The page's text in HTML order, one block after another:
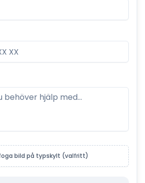
bild på typskylt (valfritt)